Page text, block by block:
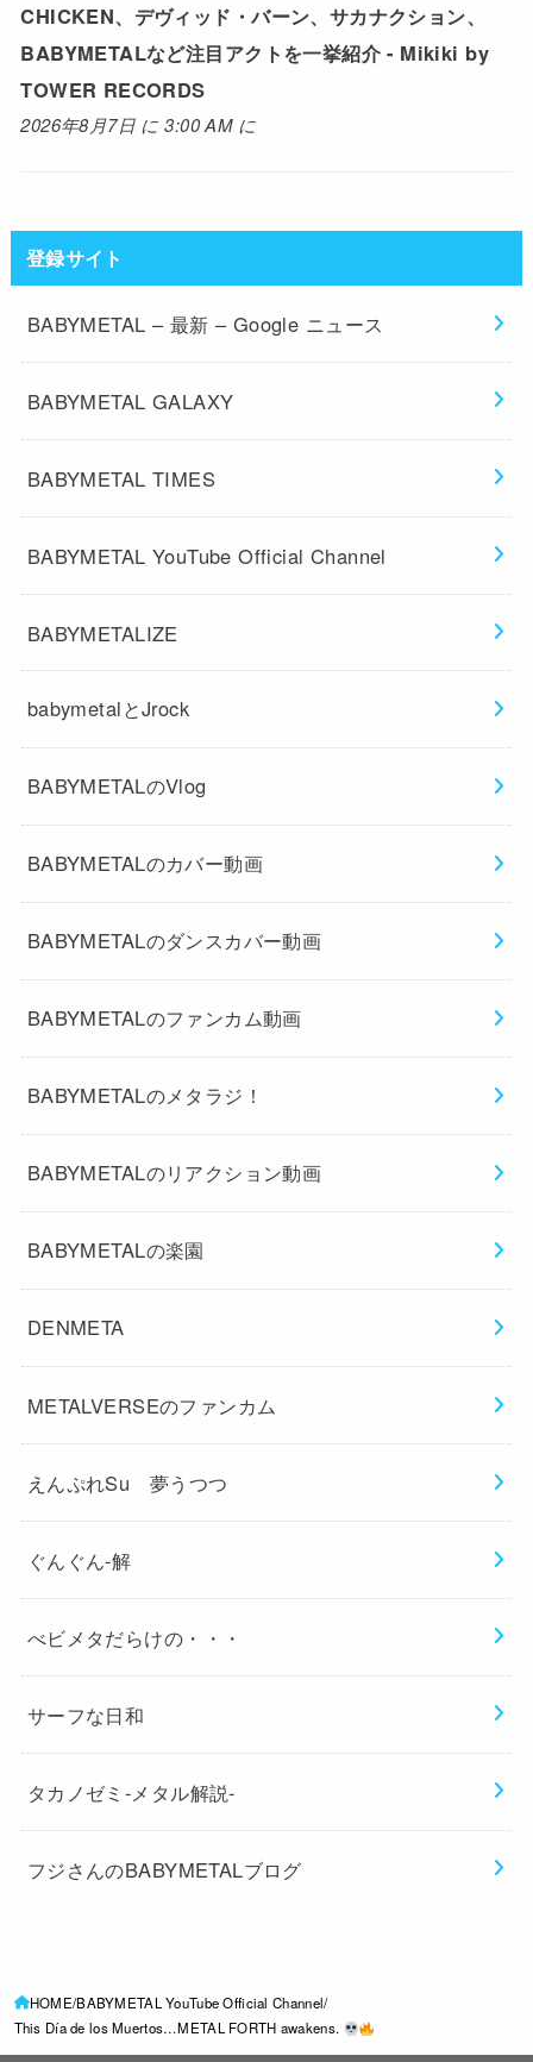
CHICKEN、デヴィッド・バーン、サカナクション、
BABYMETALなど注目アクトを一挙紹介 - Mikiki by
TOWER RECORDS
2026年8月7日 に 3:00 AM に
登録サイト
BABYMETAL – 最新 – Google ニュース
BABYMETAL GALAXY
BABYMETAL TIMES
BABYMETAL YouTube Official Channel
BABYMETALIZE
babymetalとJrock
BABYMETALのVlog
BABYMETALのカバー動画
BABYMETALのダンスカバー動画
BABYMETALのファンカム動画
BABYMETALのメタラジ！
BABYMETALのリアクション動画
BABYMETALの楽園
DENMETA
METALVERSEのファンカム
えんぷれSu 夢うつつ
ぐんぐん-解
べビメタだらけの・・・
サーフな日和
タカノゼミ-メタル解説-
フジさんのBABYMETALブログ
HOME BABYMETAL YouTube Official Channel
This Día de los Muertos…METAL FORTH awakens.